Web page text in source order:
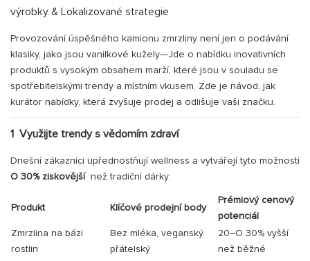
výrobky & Lokalizované strategie
Provozování úspěšného kamionu zmrzliny není jen o podávání
klasiky, jako jsou vanilkové kužely—Jde o nabídku inovativních
produktů s vysokým obsahem marží, které jsou v souladu se
spotřebitelskými trendy a místním vkusem. Zde je návod, jak
kurátor nabídky, která zvyšuje prodej a odlišuje vaši značku.
1 Využijte trendy s vědomím zdraví
Dnešní zákazníci upřednostňují wellness a vytvářejí tyto možnosti
O 30% ziskovější než tradiční dárky:
Produkt Klíčové prodejní body
Prémiový cenový
potenciál
Zmrzlina na bázi
rostlin
Bez mléka, veganský
přátelský
20–O 30% vyšší
než běžné